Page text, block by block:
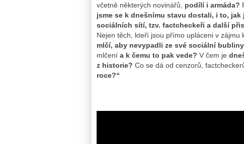
včetně některých novinářů, podílí i armáda?
jsme se k dnešnímu stavu dostali, i to,
sociálních sítí, tzv. factcheckeři a další
Nejen těch, kteří jsou přímo upláceni v zájmu
mlčí, aby nevypadli ze své sociální
mlčení a k čemu to pak vede? V čem je
z historie? Co se dá od cenzorů,
roce?“